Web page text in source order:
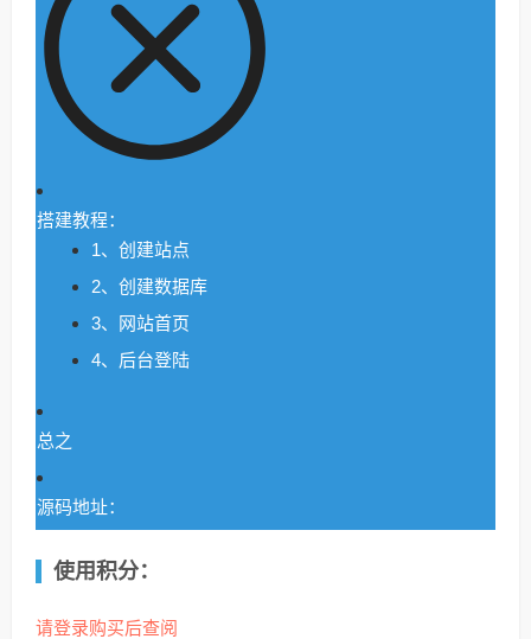
搭建教程：
1、创建站点
2、创建数据库
3、网站首页
4、后台登陆
总之
源码地址：
使用积分：
请登录购买后查阅